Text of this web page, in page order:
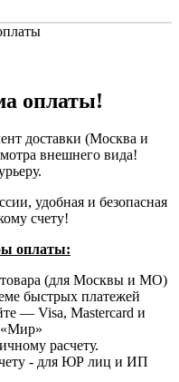
оплаты!
доставки (Москва и
внешнего вида!
удобная и безопасная
счету!
оплаты:
(для Москвы и МО)
быстрых платежей
— Visa, Mastercard и
«Мир»
расчету.
- для ЮР лиц и ИП